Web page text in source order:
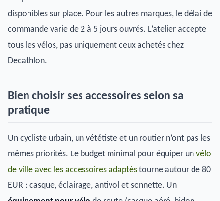
disponibles sur place. Pour les autres marques, le délai de
commande varie de 2 à 5 jours ouvrés. L’atelier accepte
tous les vélos, pas uniquement ceux achetés chez
Decathlon.
Bien choisir ses accessoires selon sa
pratique
Un cycliste urbain, un vététiste et un routier n’ont pas les
mêmes priorités. Le budget minimal pour équiper un vélo
de ville avec les accessoires adaptés tourne autour de 80
EUR : casque, éclairage, antivol et sonnette. Un